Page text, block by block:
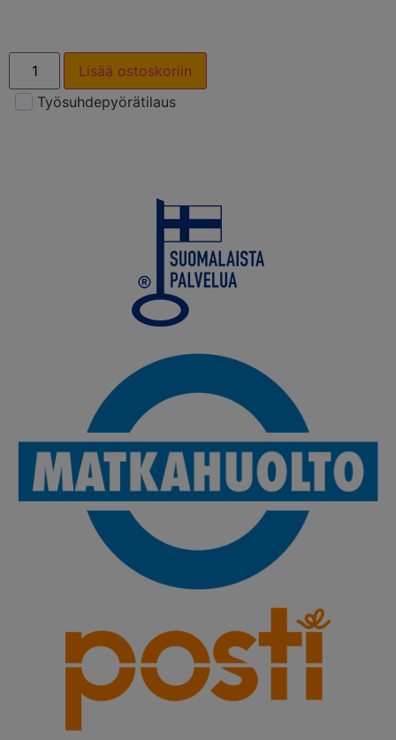
Lisää ostoskoriin
Työsuhdepyörätilaus